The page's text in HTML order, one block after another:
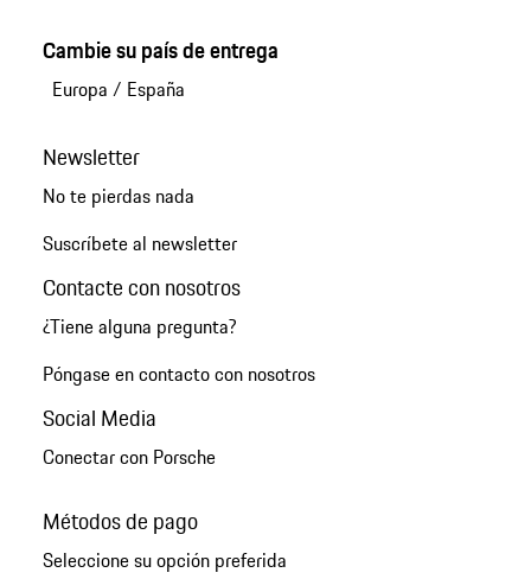
Cambie su país de entrega
Europa / España
Newsletter
No te pierdas nada
Suscríbete al newsletter
Contacte con nosotros
¿Tiene alguna pregunta?
Póngase en contacto con nosotros
Social Media
Conectar con Porsche
Métodos de pago
Seleccione su opción preferida